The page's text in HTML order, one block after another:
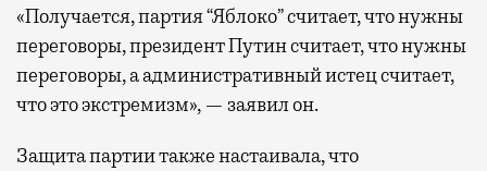
«Получается, партия “Яблоко” считает, что нужны
переговоры, президент Путин считает, что нужны
переговоры, а административный истец считает,
что это экстремизм», — заявил он.
Защита партии также настаивала, что